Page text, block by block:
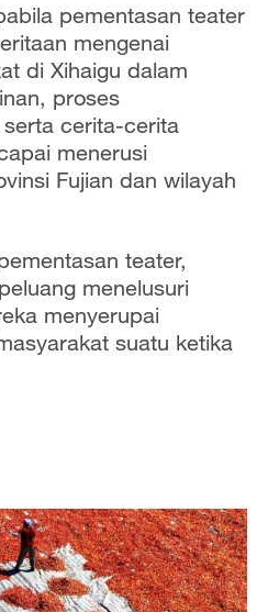
pementasan teater
mengenai
di Xihaigu dalam
proses
cerita-cerita
menerusi
Fujian dan wilayah
teater,
menelusuri
menyerupai
suatu ketika